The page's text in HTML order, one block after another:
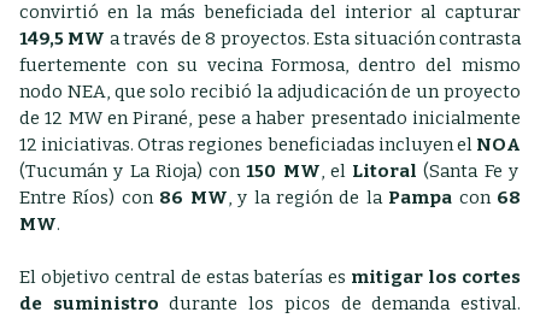
convirtió en la más beneficiada del interior al capturar
149,5 MW a través de 8 proyectos. Esta situación contrasta
fuertemente con su vecina Formosa, dentro del mismo
nodo NEA, que solo recibió la adjudicación de un proyecto
de 12 MW en Pirané, pese a haber presentado inicialmente
12 iniciativas.Otras regiones beneficiadas incluyen el NOA
(Tucumán y La Rioja) con150 MW, el Litoral (Santa Fe y
Entre Ríos) con 86 MW, y la región de la Pampa con 68
MW.
El objetivo central de estas baterías es mitigar los cortes
de suministro durante los picos de demanda estival.